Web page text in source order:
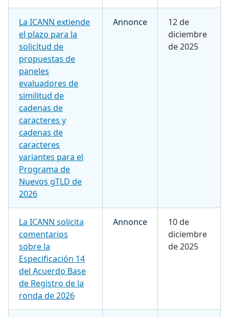
La ICANN extiende
el plazo para la
solicitud de
propuestas de
paneles
evaluadores de
similitud de
cadenas de
caracteres y
cadenas de
caracteres
variantes para el
Programa de
Nuevos gTLD de
2026
Annonce
12 de
diciembre
de 2025
La ICANN solicita
comentarios
sobre la
Especificación 14
del Acuerdo Base
de Registro de la
ronda de 2026
Annonce
10 de
diciembre
de 2025